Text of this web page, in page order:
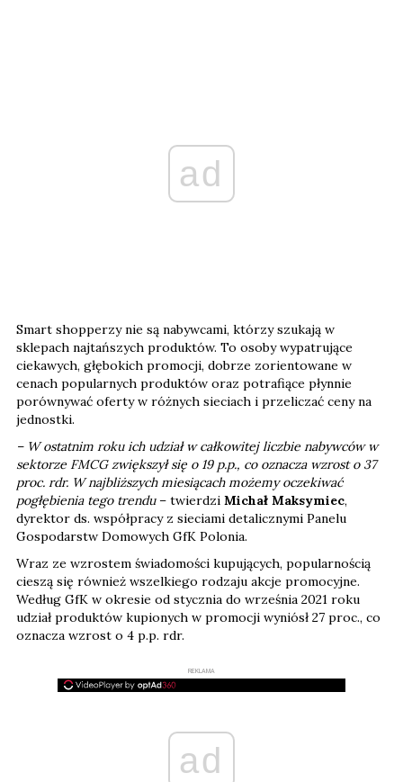
ad
Smart shopperzy nie są nabywcami, którzy szukają w
sklepach najtańszych produktów. To osoby wypatrujące
ciekawych, głębokich promocji, dobrze zorientowane w
cenach popularnych produktów oraz potrafiące płynnie
porównywać oferty w różnych sieciach i przeliczać ceny na
jednostki.
– W ostatnim roku ich udział w całkowitej liczbie nabywców w
sektorze FMCG zwiększył się o 19 p.p., co oznacza wzrost o 37
proc. rdr. W najbliższych miesiącach możemy oczekiwać
pogłębienia tego trendu – twierdzi Michał Maksymiec,
dyrektor ds. współpracy z sieciami detalicznymi Panelu
Gospodarstw Domowych GfK Polonia.
Wraz ze wzrostem świadomości kupujących, popularnością
cieszą się również wszelkiego rodzaju akcje promocyjne.
Według GfK w okresie od stycznia do września 2021 roku
udział produktów kupionych w promocji wyniósł 27 proc., co
oznacza wzrost o 4 p.p. rdr.
REKLAMA
ad